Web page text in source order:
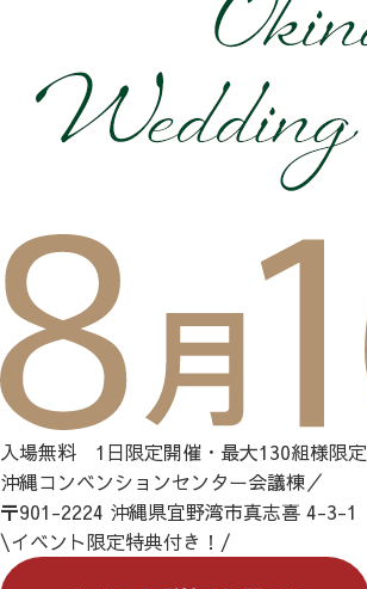
入場無料 1日限定開催・最大130組様限定
沖縄コンベンションセンター会議棟／
〒901-2224 沖縄県宜野湾市真志喜 4-3-1
\イベント限定特典付き！/